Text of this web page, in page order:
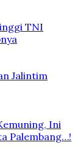
TNI
Jalintim
Ini
Palembang…!